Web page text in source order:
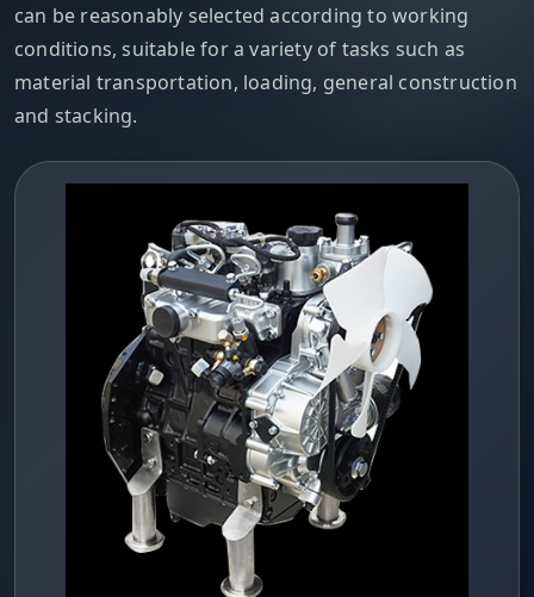
can be reasonably selected according to working
conditions, suitable for a variety of tasks such as
material transportation, loading, general construction
and stacking.